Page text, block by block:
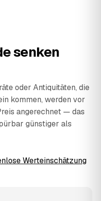
senken
oder Antiquitäten, die
kommen, werden vor
angerechnet — das
günstiger als
Werteinschätzung